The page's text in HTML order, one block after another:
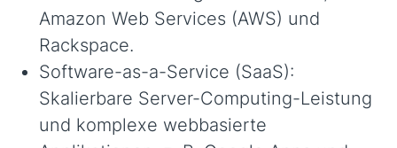
Amazon Web Services (AWS) und
Rackspace.
Software-as-a-Service (SaaS):
Skalierbare Server-Computing-Leistung
und komplexe webbasierte